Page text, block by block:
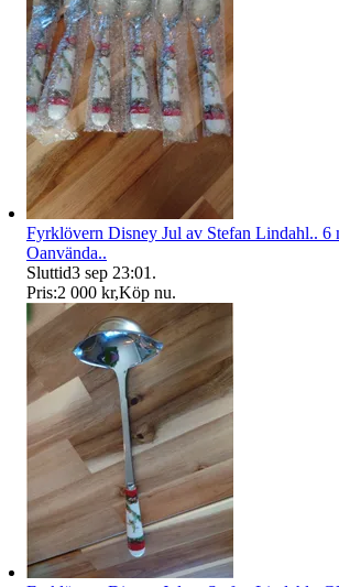
Fyrklövern Disney Jul av Stefan Lindahl.. 6
Oanvända..
Sluttid3 sep 23:01 .
Pris:2 000 kr,Köp nu.